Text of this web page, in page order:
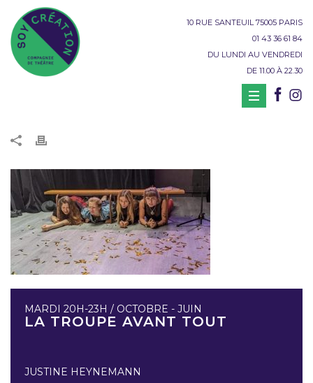
10 RUE SANTEUIL 75005 PARIS
01 43 36 61 84
DU LUNDI AU VENDREDI
DE 11.00 À 22.30
MARDI 20H-23H / OCTOBRE - JUIN
LA TROUPE AVANT TOUT
JUSTINE HEYNEMANN